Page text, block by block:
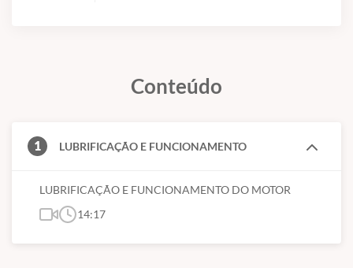
Conteúdo
1 LUBRIFICAÇÃO E FUNCIONAMENTO
LUBRIFICAÇÃO E FUNCIONAMENTO DO MOTOR
14:17